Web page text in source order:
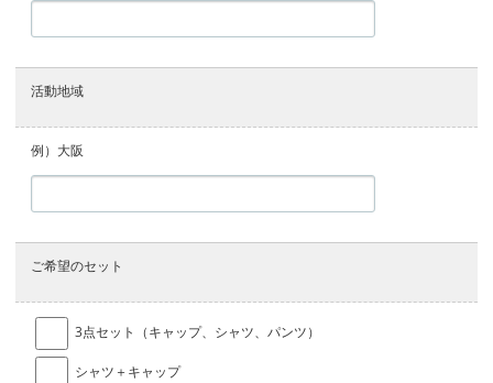
活動地域
例）大阪
ご希望のセット
3点セット（キャップ、シャツ、パンツ）
シャツ＋キャップ